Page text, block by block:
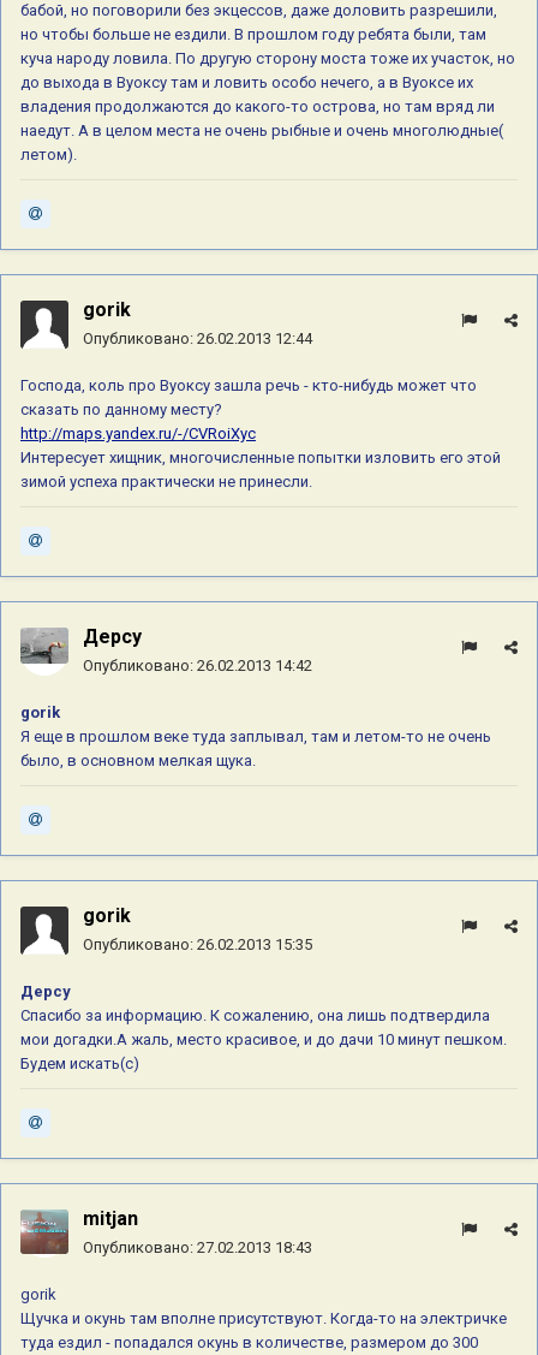
бабой, но поговорили без экцессов, даже доловить разрешили,
но чтобы больше не ездили. В прошлом году ребята были, там
куча народу ловила. По другую сторону моста тоже их участок, но
до выхода в Вуоксу там и ловить особо нечего, а в Вуоксе их
владения продолжаются до какого-то острова, но там вряд ли
наедут. А в целом места не очень рыбные и очень многолюдные(
летом).
gorik
Опубликовано: 26.02.2013 12:44
Господа, коль про Вуоксу зашла речь - кто-нибудь может что
сказать по данному месту?
http://maps.yandex.ru/-/CVRoiXyc
Интересует хищник, многочисленные попытки изловить его этой
зимой успеха практически не принесли.
Дерсу
Опубликовано: 26.02.2013 14:42
gorik
Я еще в прошлом веке туда заплывал, там и летом-то не очень
было, в основном мелкая щука.
gorik
Опубликовано: 26.02.2013 15:35
Дерсу
Спасибо за информацию. К сожалению, она лишь подтвердила
мои догадки.А жаль, место красивое, и до дачи 10 минут пешком.
Будем искать(с)
mitjan
Опубликовано: 27.02.2013 18:43
gorik
Щучка и окунь там вполне присутствуют. Когда-то на электричке
туда ездил - попадался окунь в количестве, размером до 300